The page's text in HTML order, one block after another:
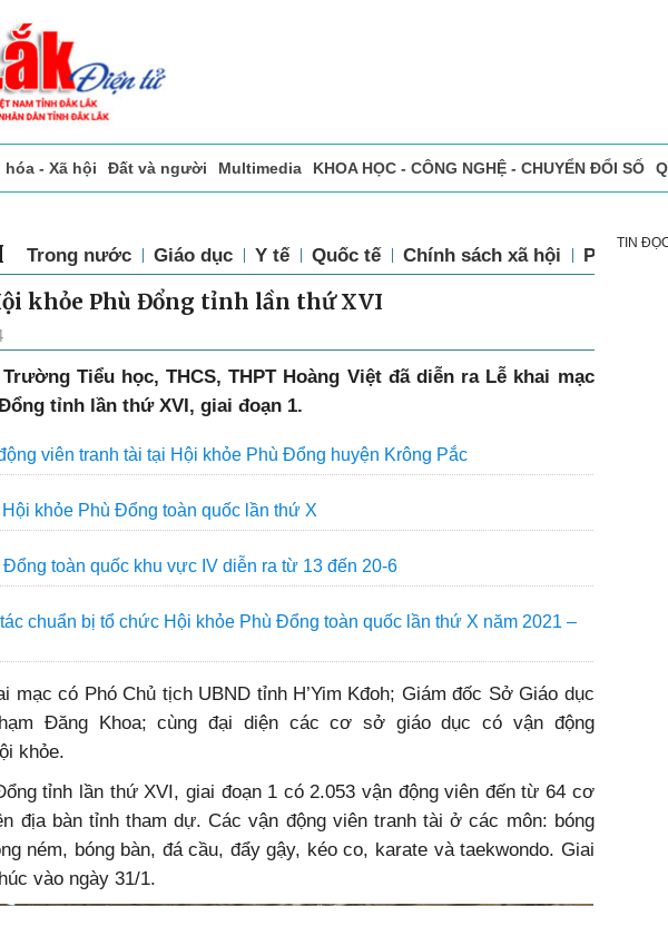
hóa - Xã hội Đất và người Multimedia KHOA HỌC - CÔNG NGHỆ - CHUYỂN ĐỔI SỐ
Trong nước Giáo dục Y tế Quốc tế Chính sách xã hội Pháp luật
khỏe Phù Đổng tỉnh lần thứ XVI
Tiểu học, THCS, THPT Hoàng Việt đã diễn ra Lễ khai mạc
tỉnh lần thứ XVI, giai đoạn 1.
viên tranh tài tại Hội khỏe Phù Đổng huyện Krông Pắc
khỏe Phù Đổng toàn quốc lần thứ X
Đổng toàn quốc khu vực IV diễn ra từ 13 đến 20-6
chuẩn bị tổ chức Hội khỏe Phù Đổng toàn quốc lần thứ X năm 2021 –
mạc có Phó Chủ tịch UBND tỉnh H’Yim Kđoh; Giám đốc Sở Giáo dục
Đăng Khoa; cùng đại diện các cơ sở giáo dục có vận động
khỏe.
tỉnh lần thứ XVI, giai đoạn 1 có 2.053 vận động viên đến từ 64 cơ
địa bàn tỉnh tham dự. Các vận động viên tranh tài ở các môn: bóng
ném, bóng bàn, đá cầu, đẩy gậy, kéo co, karate và taekwondo. Giai
vào ngày 31/1.
TIN